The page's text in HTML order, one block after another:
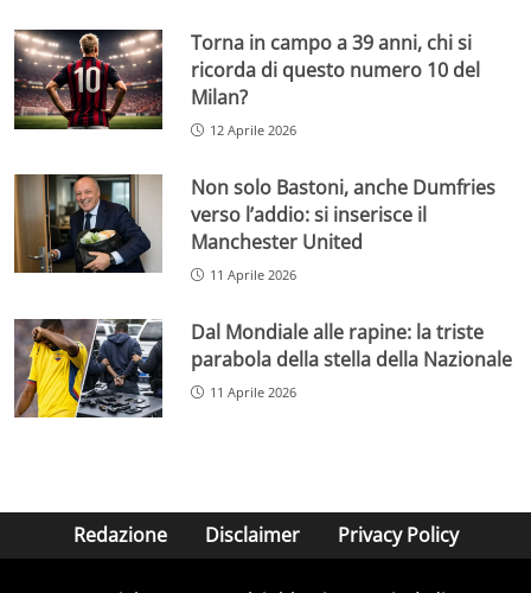
Torna in campo a 39 anni, chi si
ricorda di questo numero 10 del
Milan?
12 Aprile 2026
Non solo Bastoni, anche Dumfries
verso l’addio: si inserisce il
Manchester United
11 Aprile 2026
Dal Mondiale alle rapine: la triste
parabola della stella della Nazionale
11 Aprile 2026
Redazione Disclaimer Privacy Policy